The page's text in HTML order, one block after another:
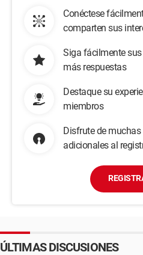
Conéctese
comparten sus
Siga fácilmente
más respuestas
Destaque su
miembros
Disfrute de
adicionales al
ÚLTIMAS DISCUSIONES